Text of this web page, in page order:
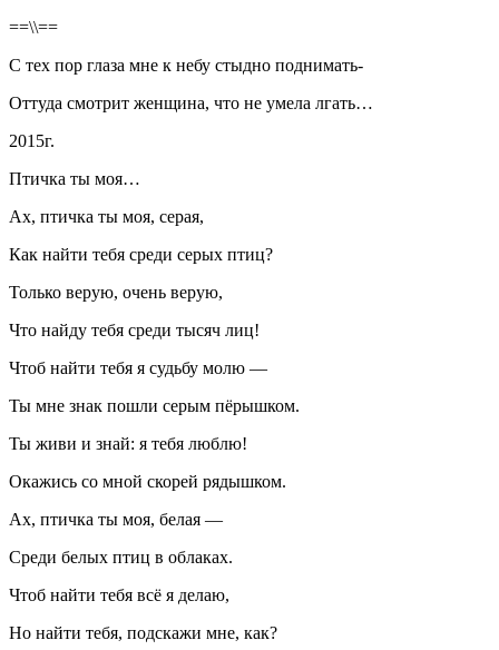
==\\==
С тех пор глаза мне к небу стыдно поднимать-
Оттуда смотрит женщина, что не умела лгать…
2015г.
Птичка ты моя…
Ах, птичка ты моя, серая,
Как найти тебя среди серых птиц?
Только верую, очень верую,
Что найду тебя среди тысяч лиц!
Чтоб найти тебя я судьбу молю —
Ты мне знак пошли серым пёрышком.
Ты живи и знай: я тебя люблю!
Окажись со мной скорей рядышком.
Ах, птичка ты моя, белая —
Среди белых птиц в облаках.
Чтоб найти тебя всё я делаю,
Но найти тебя, подскажи мне, как?